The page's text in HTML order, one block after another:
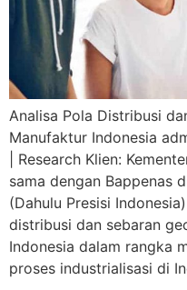
Analisa Pola Distribusi
Manufaktur Indonesia
| Research Klien:
sama dengan Bappenas
(Dahulu Presisi
distribusi dan sebaran
Indonesia dalam rangka
proses industrialisasi di